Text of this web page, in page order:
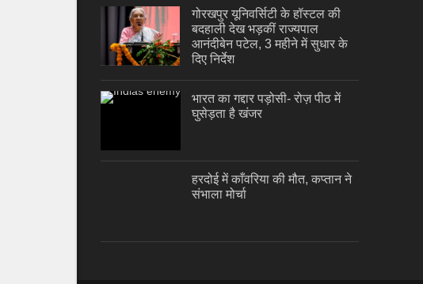
गोरखपुर यूनिवर्सिटी के हॉस्टल की
बदहाली देख भड़कीं राज्यपाल
आनंदीबेन पटेल, 3 महीने में सुधार के
दिए निर्देश
भारत का गद्दार पड़ोसी- रोज़ पीठ में
घुसेड़ता है खंजर
हरदोई में काँवरिया की मौत, कप्तान ने
संभाला मोर्चा